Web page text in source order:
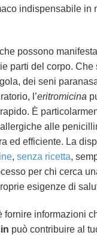
indispensabile in
possono
parti del corpo. Che
dei seni
l’eritromicina
È
alle
ed efficiente. La
, senza ricetta,
per chi cerca
esigenze di
fornire informazioni
può contribuire al